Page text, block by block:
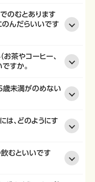
のむとあります
のんだらいいです
茶やコーヒー、
すか。
歳未満がのめない
は、どのようにす
飲むといいです